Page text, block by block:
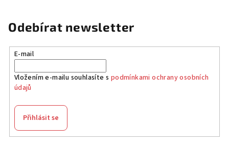
Odebírat newsletter
E-mail
Vložením e-mailu souhlasíte s podmínkami ochrany osobních
údajů
Přihlásit se